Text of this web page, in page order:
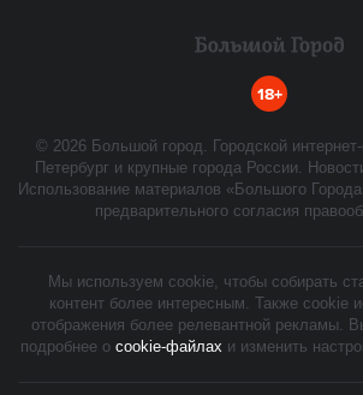
18+
© 2026 Большой город. Городской
Петербург и крупные города России.
Использование материалов «Большого
предварительного согласия
Мы используем cookie, чтобы собирать
контент более интересным. Также cookie
отображения более релевантной рекламы.
подробнее о cookie-файлах и изменить